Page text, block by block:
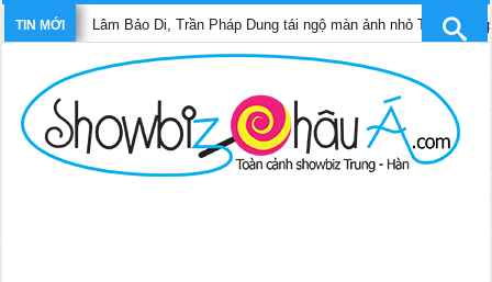
TIN MỚILâm Bảo Di, Trần Pháp Dung tái ngộ màn ảnh nhỏ TVB trong phim